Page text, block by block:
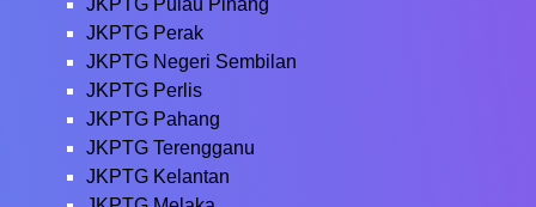
JKPTG Pulau Pinang
JKPTG Perak
JKPTG Negeri Sembilan
JKPTG Perlis
JKPTG Pahang
JKPTG Terengganu
JKPTG Kelantan